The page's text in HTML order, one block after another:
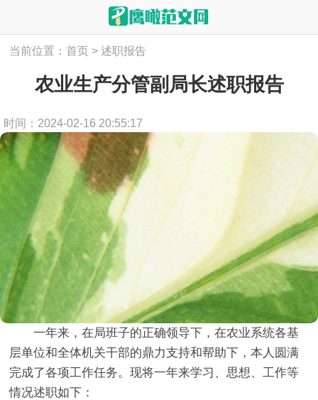
当前位置：首页 > 述职报告
农业生产分管副局长述职报告
时间：2024-02-16 20:55:17
一年来，在局班子的正确领导下，在农业系统各基
层单位和全体机关干部的鼎力支持和帮助下，本人圆满
完成了各项工作任务。现将一年来学习、思想、工作等
情况述职如下：